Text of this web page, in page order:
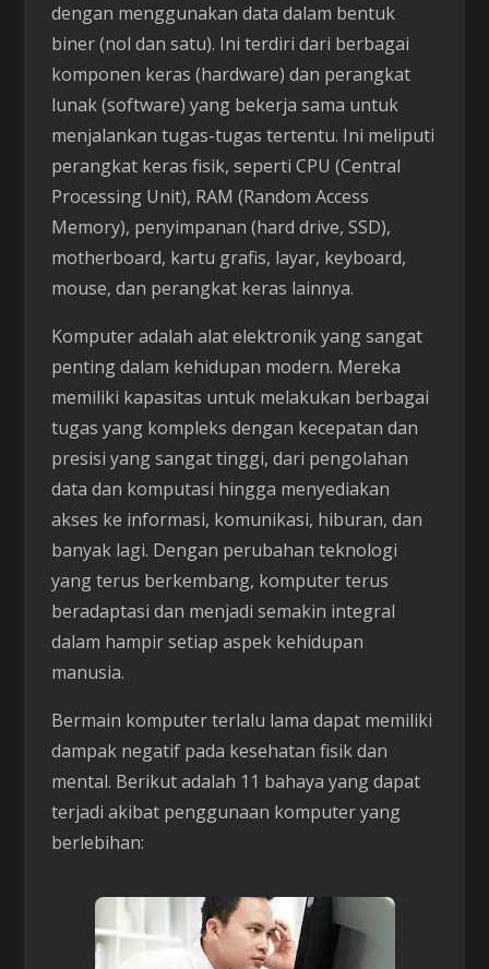
dengan menggunakan data dalam bentuk
biner (nol dan satu). Ini terdiri dari berbagai
komponen keras (hardware) dan perangkat
lunak (software) yang bekerja sama untuk
menjalankan tugas-tugas tertentu. Ini meliputi
perangkat keras fisik, seperti CPU (Central
Processing Unit), RAM (Random Access
Memory), penyimpanan (hard drive, SSD),
motherboard, kartu grafis, layar, keyboard,
mouse, dan perangkat keras lainnya.
Komputer adalah alat elektronik yang sangat
penting dalam kehidupan modern. Mereka
memiliki kapasitas untuk melakukan berbagai
tugas yang kompleks dengan kecepatan dan
presisi yang sangat tinggi, dari pengolahan
data dan komputasi hingga menyediakan
akses ke informasi, komunikasi, hiburan, dan
banyak lagi. Dengan perubahan teknologi
yang terus berkembang, komputer terus
beradaptasi dan menjadi semakin integral
dalam hampir setiap aspek kehidupan
manusia.
Bermain komputer terlalu lama dapat memiliki
dampak negatif pada kesehatan fisik dan
mental. Berikut adalah 11 bahaya yang dapat
terjadi akibat penggunaan komputer yang
berlebihan: